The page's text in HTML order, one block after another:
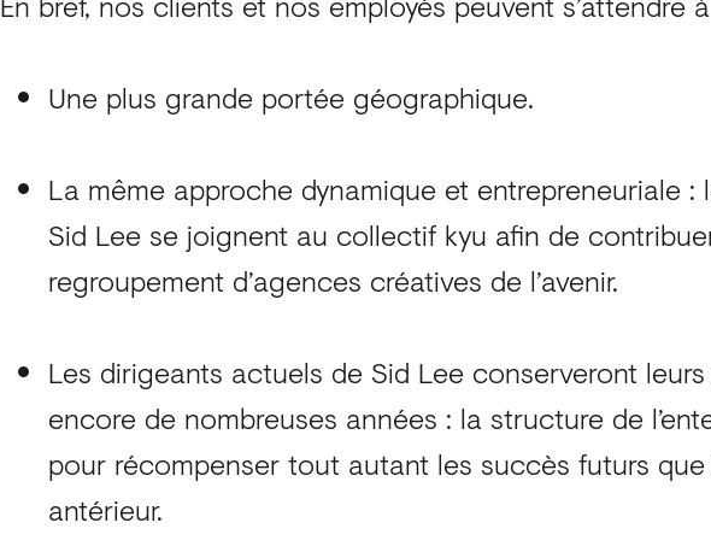
Une plus grande portée géographique.
La même approche dynamique et entrepreneuriale :
Sid Lee se joignent au collectif kyu afin de
regroupement d’agences créatives de l’avenir.
Les dirigeants actuels de Sid Lee conserveront
encore de nombreuses années : la structure de
pour récompenser tout autant les succès futurs
antérieur.